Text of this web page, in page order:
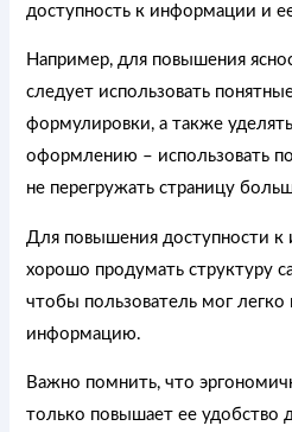
доступность к информации и
Например, для повышения
следует использовать
формулировки, а также
оформлению – использовать
не перегружать страницу
Для повышения доступности
хорошо продумать структуру
чтобы пользователь мог
информацию.
Важно помнить, что
только повышает ее удобство